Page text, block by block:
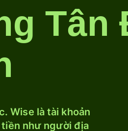
Tân
Wise là tài khoản
như người địa